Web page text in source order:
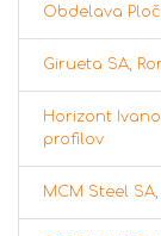
Obdelava
Girueta SA,
Horizont
profilov
MCM Steel